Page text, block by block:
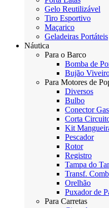
Gelo Reutilizável
Tiro Esportivo
Maçarico
Geladeiras Portáteis
Náutica
Para o Barco
Bomba de
Bujão
Para Motores de
Diversos
Bulbo
Conector
Corta
Kit
Pescador
Rotor
Registro
Tampa do
Transf.
Orelhão
Puxador de
Para Carretas